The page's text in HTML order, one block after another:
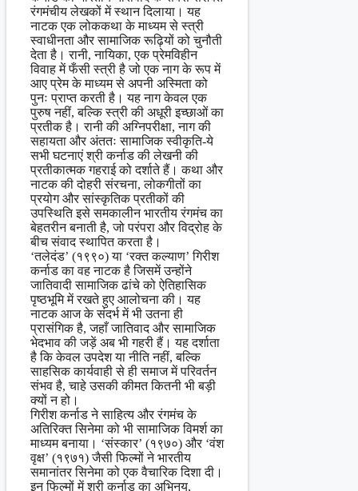
रंगमंचीय लेखकों में स्थान दिलाया। यह
नाटक एक लोककथा के माध्यम से स्त्री
स्वाधीनता और सामाजिक रूढ़ियों को चुनौती
देता है। रानी, नायिका, एक प्रेमविहीन
विवाह में फँसी स्त्री है जो एक नाग के रूप में
आए प्रेम के माध्यम से अपनी अस्मिता को
पुनः प्राप्त करती है। यह नाग केवल एक
पुरुष नहीं, बल्कि स्त्री की अधूरी इच्छाओं का
प्रतीक है। रानी की अग्निपरीक्षा, नाग की
सहायता और अंततः सामाजिक स्वीकृति-ये
सभी घटनाएं श्री कर्नाड की लेखनी की
प्रतीकात्मक गहराई को दर्शाते हैं। कथा और
नाटक की दोहरी संरचना, लोकगीतों का
प्रयोग और सांस्कृतिक प्रतीकों की
उपस्थिति इसे समकालीन भारतीय रंगमंच का
बेहतरीन बनाती है, जो परंपरा और विद्रोह के
बीच संवाद स्थापित करता है।
‘तलेदंड’ (१९९०) या ‘रक्त कल्याण’ गिरीश
कर्नाड का वह नाटक है जिसमें उन्होंने
जातिवादी सामाजिक ढांचे को ऐतिहासिक
पृष्ठभूमि में रखते हुए आलोचना की। यह
नाटक आज के संदर्भ में भी उतना ही
प्रासंगिक है, जहाँ जातिवाद और सामाजिक
भेदभाव की जड़ें अब भी गहरी हैं। यह दर्शाता
है कि केवल उपदेश या नीति नहीं, बल्कि
साहसिक कार्यवाही से ही समाज में परिवर्तन
संभव है, चाहे उसकी कीमत कितनी भी बड़ी
क्यों न हो।
गिरीश कर्नाड ने साहित्य और रंगमंच के
अतिरिक्त सिनेमा को भी सामाजिक विमर्श का
माध्यम बनाया। ‘संस्कार’ (१९७०) और ‘वंश
वृक्ष’ (१९७१) जैसी फिल्मों ने भारतीय
समानांतर सिनेमा को एक वैचारिक दिशा दी।
इन फिल्मों में श्री कर्नाड का अभिनय,